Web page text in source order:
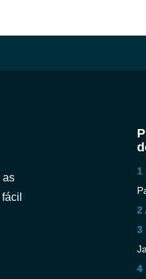
as